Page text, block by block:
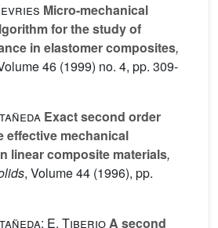
Micro-mechanical
for the study of
in elastomer composites,
46 (1999) no. 4, pp. 309-
Exact second order
effective mechanical
linear composite materials,
, Volume 44 (1996), pp.
E. TiberioA second